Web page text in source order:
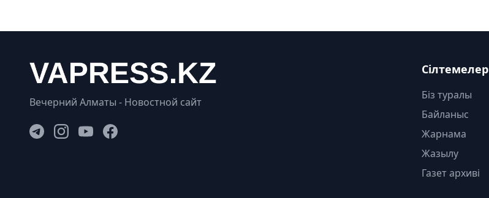
Вечерний Алматы - Новостной сайт
Сілтемелер
Біз туралы
Байланыс
Жарнама
Жазылу
Газет архиві